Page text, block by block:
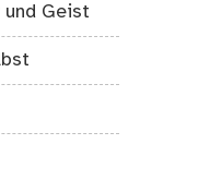
und Geist